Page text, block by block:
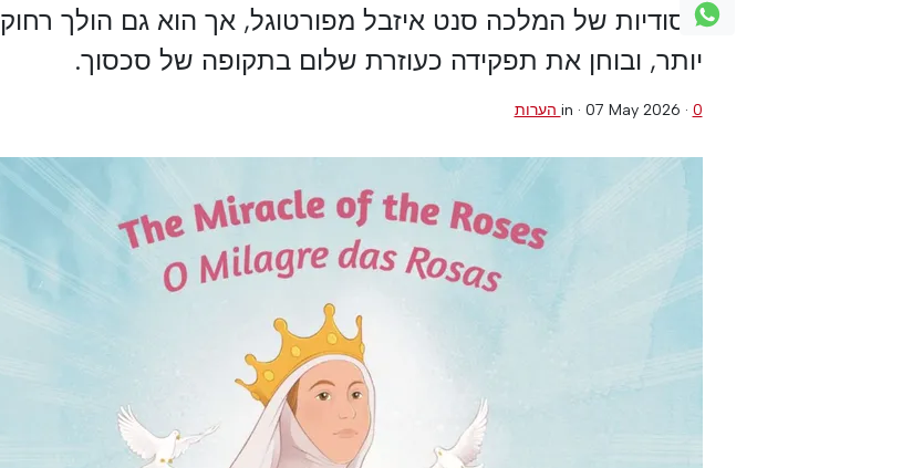
הסודיות של המלכה סנט איזבל מפורטוגל, אך הוא גם הולך רחוק
יותר, ובוחן את תפקידה כעוזרת שלום בתקופה של סכסוך.
in · 07 May 2026 · 0 הערות